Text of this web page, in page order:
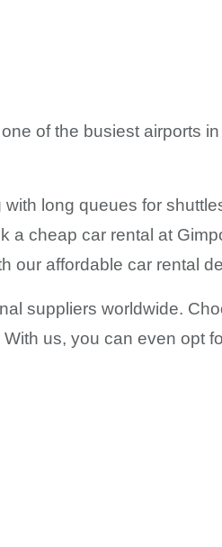
of the busiest airports
long queues for
a cheap car rental at
our affordable car rental
suppliers worldwide.
us, you can even opt